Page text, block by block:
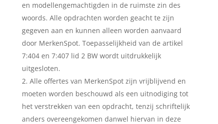
en modellengemachtigden in de ruimste zin des
woords. Alle opdrachten worden geacht te zijn
gegeven aan en kunnen alleen worden aanvaard
door MerkenSpot. Toepasselijkheid van de artikel
7:404 en 7:407 lid 2 BW wordt uitdrukkelijk
uitgesloten.
Alle offertes van MerkenSpot zijn vrijblijvend en
moeten worden beschouwd als een uitnodiging tot
het verstrekken van een opdracht, tenzij schriftelijk
anders overeengekomen danwel hiervan in deze